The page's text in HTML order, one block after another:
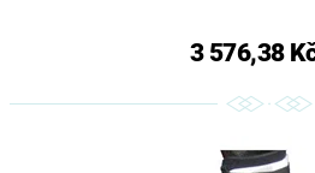
3 576,38